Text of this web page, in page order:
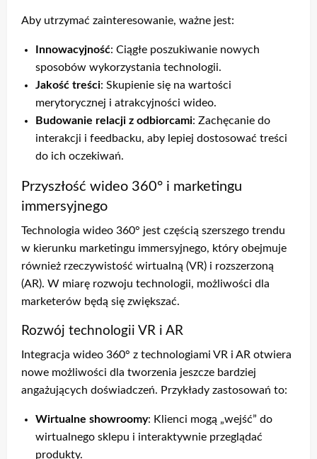
Aby utrzymać zainteresowanie, ważne jest:
Innowacyjność: Ciągłe poszukiwanie nowych
sposobów wykorzystania technologii.
Jakość treści: Skupienie się na wartości
merytorycznej i atrakcyjności wideo.
Budowanie relacji z odbiorcami: Zachęcanie do
interakcji i feedbacku, aby lepiej dostosować treści
do ich oczekiwań.
Przyszłość wideo 360° i marketingu
immersyjnego
Technologia wideo 360° jest częścią szerszego trendu
w kierunku marketingu immersyjnego, który obejmuje
również rzeczywistość wirtualną (VR) i rozszerzoną
(AR). W miarę rozwoju technologii, możliwości dla
marketerów będą się zwiększać.
Rozwój technologii VR i AR
Integracja wideo 360° z technologiami VR i AR otwiera
nowe możliwości dla tworzenia jeszcze bardziej
angażujących doświadczeń. Przykłady zastosowań to:
Wirtualne showroomy: Klienci mogą „wejść” do
wirtualnego sklepu i interaktywnie przeglądać
produkty.